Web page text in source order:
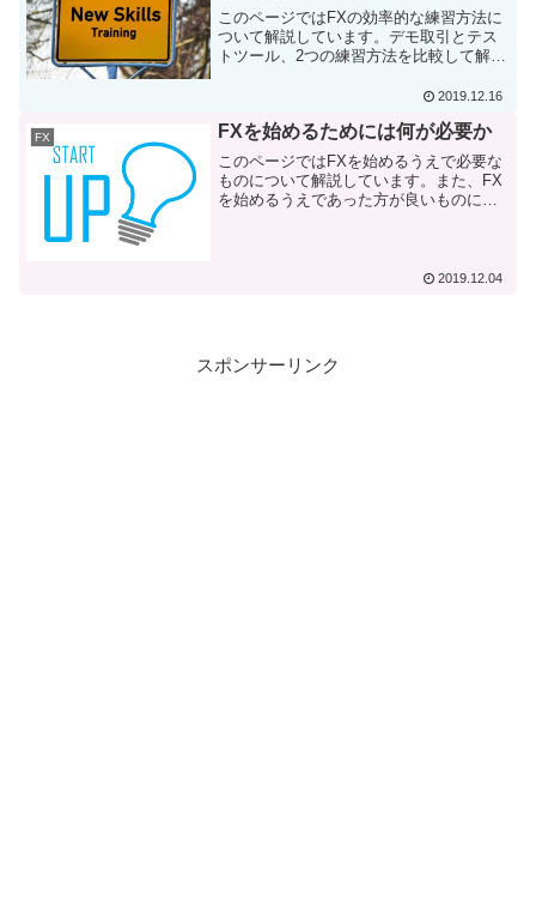
このページではFXの効率的な練習方法に
ついて解説しています。デモ取引とテス
トツール、2つの練習方法を比較して解説
ストツールも紹介します。このページを
習方法が分かります。
2019.12.16
FX FXを始めるためには何が必要か
このページではFXを始めるうえで必要な
ものについて解説しています。また、FX
を始めるうえであった方が良いものにつ
2019.12.04
スポンサーリンク